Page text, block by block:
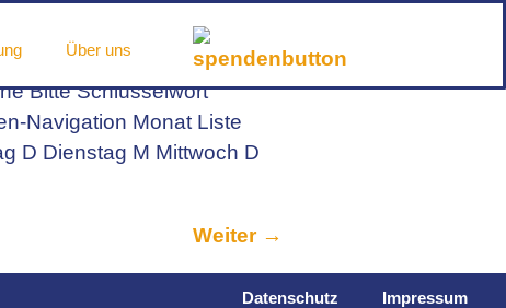
Über uns
Bitte Schlüsselwort
Navigation Monat Liste
D Dienstag M Mittwoch D
Weiter →
Datenschutz Impressum